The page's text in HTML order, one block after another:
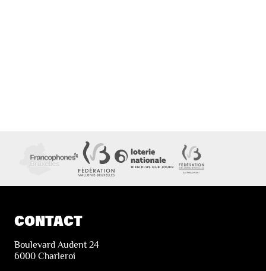
CONTACT
Boulevard Audent 24
6000 Charleroi